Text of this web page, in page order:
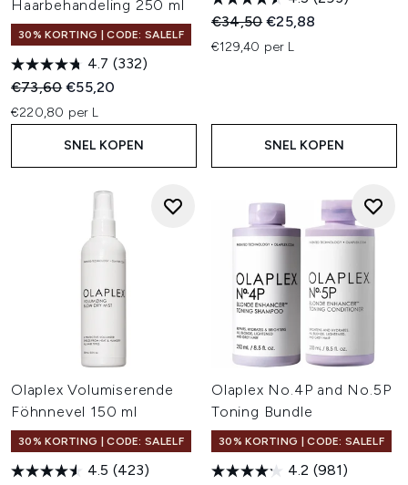
Haarbehandeling 250 ml
30% KORTING | CODE: SALELF
4.7 (332)
Recommended Retail Price:
€73,60Huidige prijs:
€55,20
€220,80 per L
SNEL KOPEN
Recommended Retail Price:
€34,50Huidige prijs:
€25,88
€129,40 per L
SNEL KOPEN
Olaplex Volumiserende
Föhnnevel 150 ml
30% KORTING | CODE: SALELF
4.5 (423)
Olaplex No.4P and No.5P
Toning Bundle
30% KORTING | CODE: SALELF
4.2 (981)